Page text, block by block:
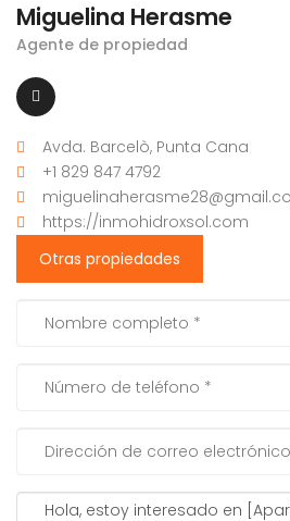
Miguelina Herasme
Agente de propiedad
Avda. Barcelò, Punta Cana
+1 829 847 4792
https://inmohidroxsol.com
Otras propiedades